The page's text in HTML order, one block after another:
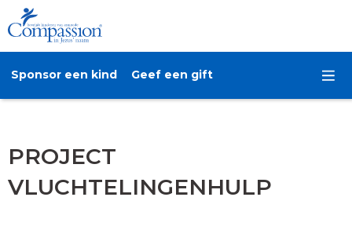
Sponsor een kind Geef een gift
PROJECT
VLUCHTELINGENHULP